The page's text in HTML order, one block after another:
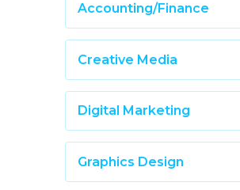
Accounting/Finance
Creative Media
Digital Marketing
Graphics Design